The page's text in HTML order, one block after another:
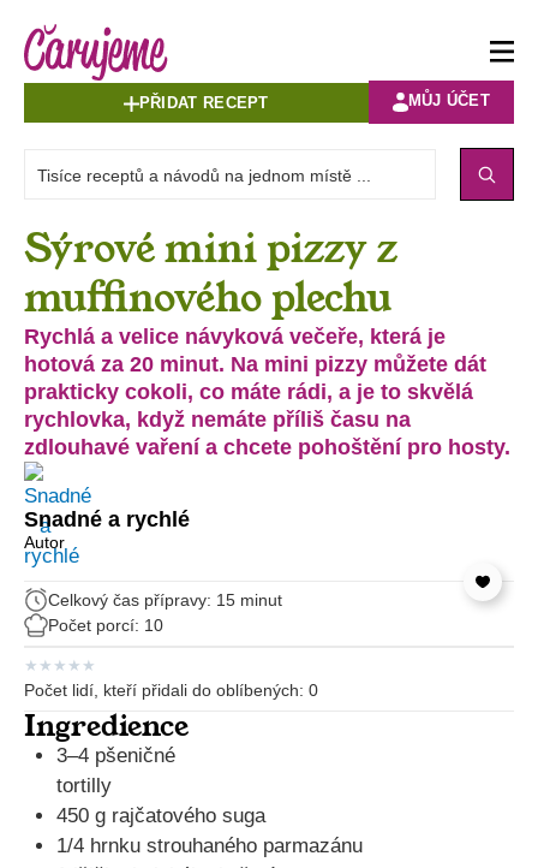
PŘIDAT RECEPT MŮJ ÚČET
Sýrové mini pizzy z
muffinového plechu
Rychlá a velice návyková večeře, která je
hotová za 20 minut. Na mini pizzy můžete dát
prakticky cokoli, co máte rádi, a je to skvělá
rychlovka, když nemáte příliš času na
zdlouhavé vaření a chcete pohoštění pro hosty.
Snadné a rychlé
Autor
Celkový čas přípravy: 15 minut
Počet porcí: 10
★ ★ ★ ★ ★
Počet lidí, kteří přidali do oblíbených: 0
Ingredience
3–4 pšeničné
tortilly
450 g rajčatového suga
1/4 hrnku strouhaného parmazánu